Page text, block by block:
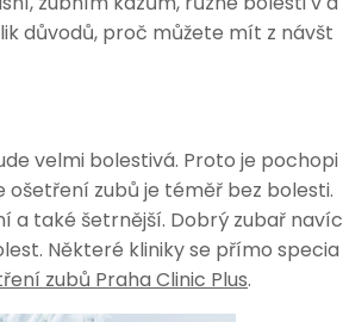
důvodů, proč můžete mít z návšt
velmi bolestivá. Proto je pochopi
ošetření zubů je téměř bez bolesti.
a také šetrnější. Dobrý zubař navíc
Některé kliniky se přímo specia
zubů Praha Clinic Plus.